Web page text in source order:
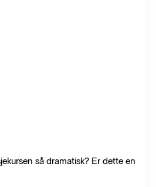
så dramatisk? Er dette en